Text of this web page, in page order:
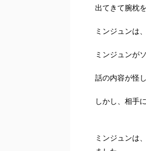
出てきて腕枕
ミンジュンは
ミンジュンが
話の内容が怪
しかし、相手
ミンジュンは